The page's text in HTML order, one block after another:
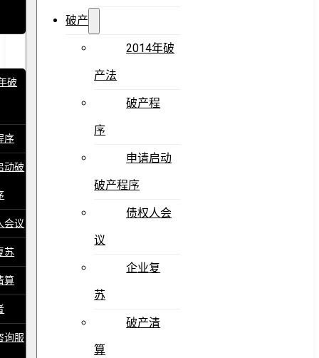
破
序
动破
会议
苏
算
询服
破产
2014年破
产法
破产程
序
申请启动
破产程序
债权人会
议
企业复
苏
破产清
算